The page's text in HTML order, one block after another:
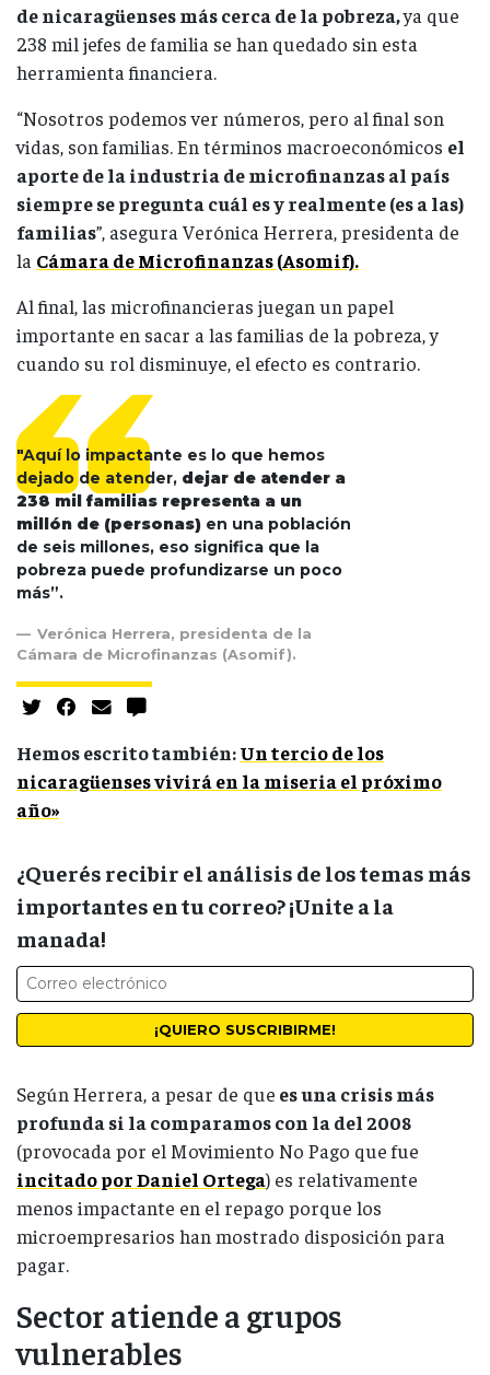
de nicaragüenses más cerca de la pobreza,ya que
238 mil jefes de familia se han quedado sin esta
herramienta financiera.
“Nosotros podemos ver números, pero al final son
vidas, son familias. En términos macroeconómicos el
aporte de la industria de microfinanzas al país
siempre se pregunta cuál es y realmente (es a las)
familias”, asegura Verónica Herrera, presidenta de
la Cámara de Microfinanzas (Asomif).
Al final, las microfinancieras juegan un papel
importante en sacar a las familias de la pobreza, y
cuando su rol disminuye, el efecto es contrario.
"Aquí lo impactante es lo que hemos
dejado de atender, dejar de atender a
238 mil familias representa a un
millón de (personas) en una población
de seis millones, eso significa que la
pobreza puede profundizarse un poco
más”.
Verónica Herrera, presidenta de la
Cámara de Microfinanzas (Asomif).
Hemos escrito también:Un tercio de los
nicaragüenses vivirá en la miseria el próximo
año»
¿Querés recibir el análisis de los temas más
importantes en tu correo? ¡Unite a la
manada!
Según Herrera, a pesar de que es una crisis más
profunda si la comparamos con la del 2008
(provocada por el Movimiento No Pago que fue
incitado por Daniel Ortega) es relativamente
menos impactante en el repago porque los
microempresarios han mostrado disposición para
pagar.
Sector atiende a grupos
vulnerables